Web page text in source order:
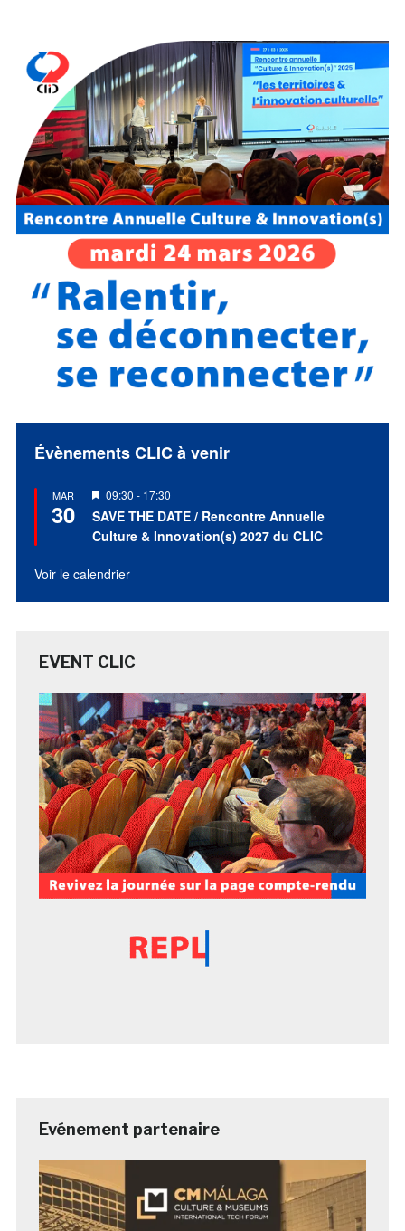
Évènements CLIC à venir
MAR
30
Mis
en
avant
09:30 - 17:30
SAVE THE DATE / Rencontre Annuelle
Culture & Innovation(s) 2027 du CLIC
Voir le calendrier
EVENT CLIC
Evénement partenaire